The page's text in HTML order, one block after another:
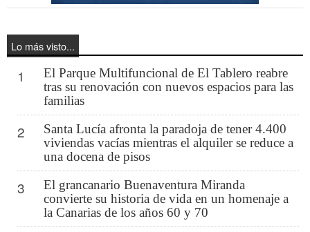
Lo más visto...
1
El Parque Multifuncional de El Tablero reabre
tras su renovación con nuevos espacios para las
familias
2
Santa Lucía afronta la paradoja de tener 4.400
viviendas vacías mientras el alquiler se reduce a
una docena de pisos
3
El grancanario Buenaventura Miranda
convierte su historia de vida en un homenaje a
la Canarias de los años 60 y 70